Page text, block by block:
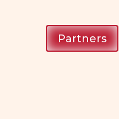
Partners